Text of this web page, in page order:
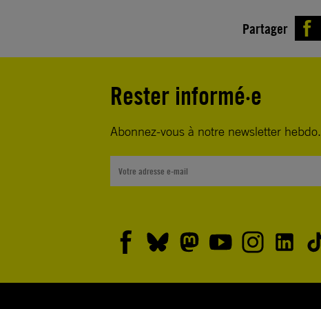
Partager
Rester informé·e
Abonnez-vous à notre newsletter hebdo.